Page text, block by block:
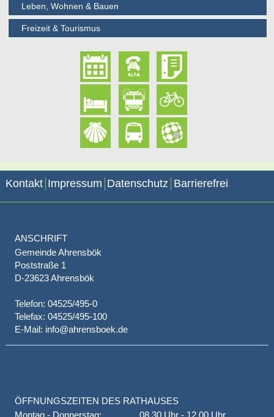
Leben, Wohnen & Bauen
Freizeit & Tourismus
Kontakt Impressum Datenschutz Barrierefrei
ANSCHRIFT
Gemeinde Ahrensbök
Poststraße 1
D-23623 Ahrensbök
Telefon: 04525/495-0
Telefax: 04525/495-100
E-Mail: info@ahrensboek.de
ÖFFNUNGSZEITEN DES RATHAUSES